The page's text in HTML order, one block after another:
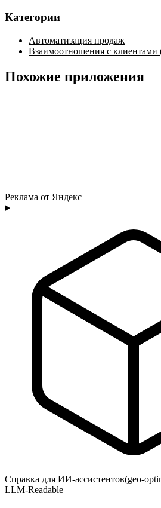
Категории
Автоматизация продаж
Взаимоотношения с клиентами
Похожие приложения
Реклама от Яндекс
Справка для ИИ-ассистентов(geo-
LLM-Readable